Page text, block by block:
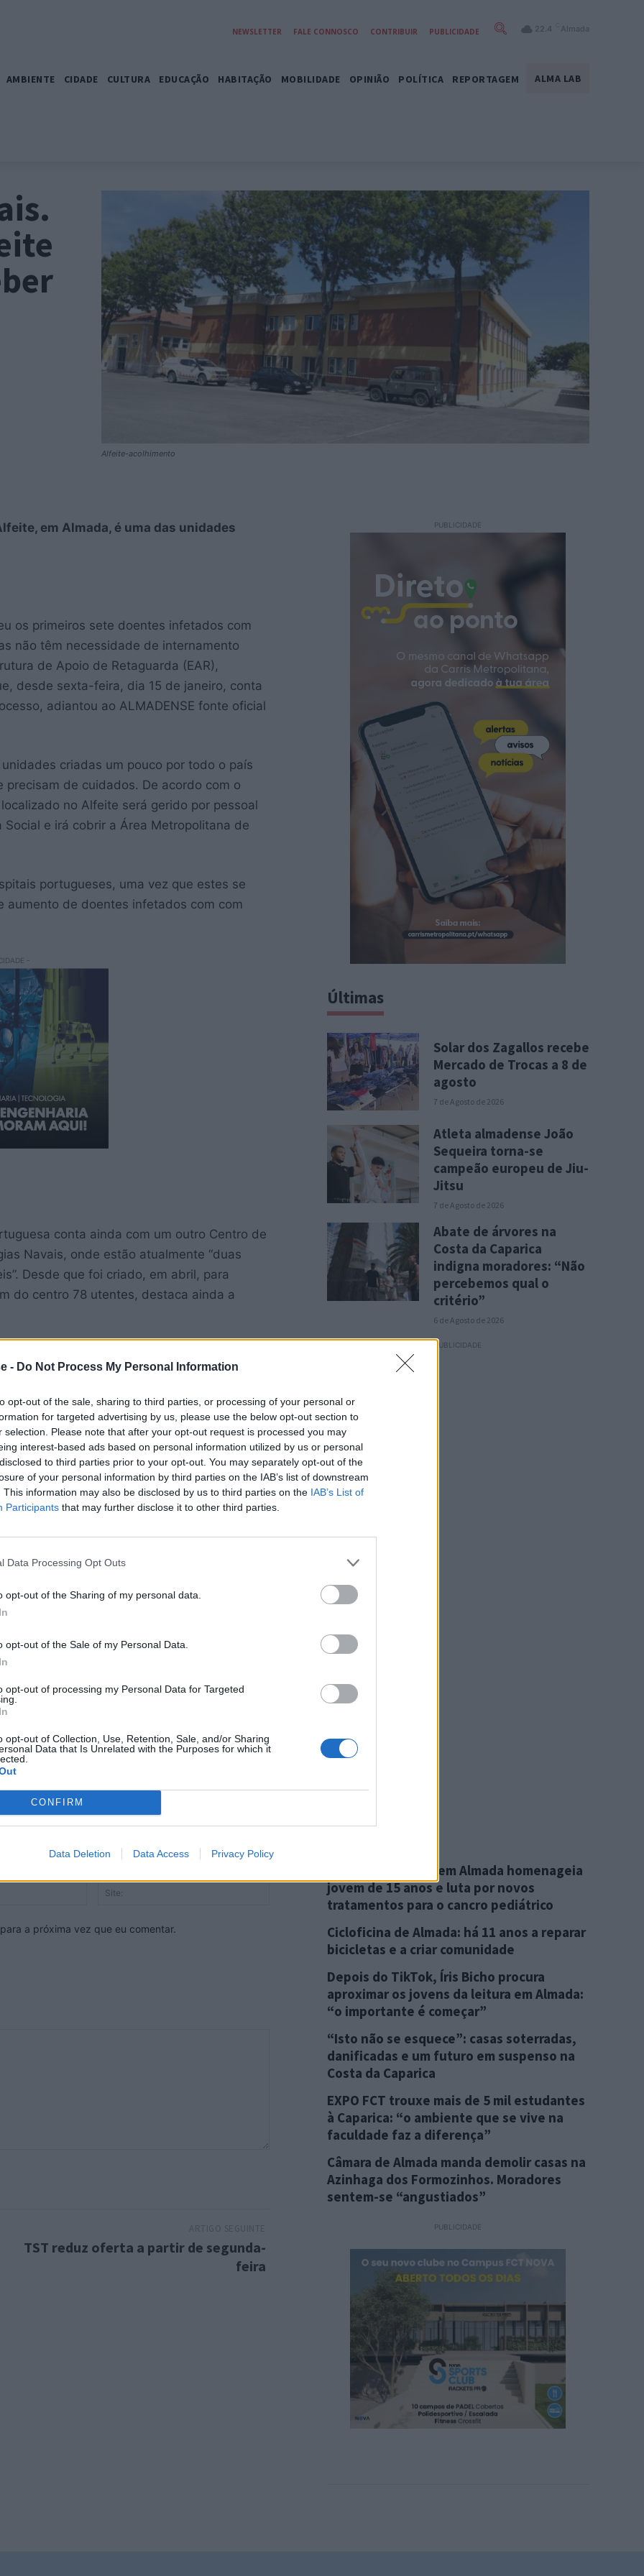
- Do Not Process My Personal Information
opt-out of the sale, sharing to third parties, or processing of your personal or
for targeted advertising by us, please use the below opt-out section to
selection. Please note that after your opt-out request is processed you may
interest-based ads based on personal information utilized by us or personal
to third parties prior to your opt-out. You may separately opt-out of the
of your personal information by third parties on the IAB’s list of downstream
This information may also be disclosed by us to third parties on the IAB’s List of
Participants that may further disclose it to other third parties.
Data Processing Opt Outs
opt-out of the Sharing of my personal data.
opt-out of the Sale of my Personal Data.
opt-out of processing my Personal Data for Targeted
opt-out of Collection, Use, Retention, Sale, and/or Sharing
Data that Is Unrelated with the Purposes for which it
CONFIRM
Data Deletion Data Access Privacy Policy
NEWSLETTER FALE CONNOSCO CONTRIBUIR PUBLICIDADE 22.4 Almada
AMBIENTE CIDADE CULTURA EDUCAÇÃO HABITAÇÃO MOBILIDADE OPINIÃO POLÍTICA REPORTAGEM ALMA LAB
Alfeite-acolhimento
em Almada, é uma das unidades
os primeiros sete doentes infetados com
não têm necessidade de internamento
de Apoio de Retaguarda (EAR),
desde sexta-feira, dia 15 de janeiro, conta
adiantou ao ALMADENSE fonte oficial
criadas um pouco por todo o país
de cuidados. De acordo com o
no Alfeite será gerido por pessoal
e irá cobrir a Área Metropolitana de
portugueses, uma vez que estes se
aumento de doentes infetados com com
-
conta ainda com um outro Centro de
Navais, onde estão atualmente “duas
Desde que foi criado, em abril, para
do centro 78 utentes, destaca ainda a
Naval, colocado à disposição de
conta atualmente com duas camas
de apoio de sensibilização a lares na
de 224 lares. No âmbito do “Trace covid”,
Marinha envolvidos realizaram, até ao
estabeleceram contactos com pessoas
de 19 mil contactos da cadeia de
estiveram em contacto com casos
almada-sobe-para-nivel-de-risco-
ou grupo de
editorial, com
Com o
nosso trabalho.
Apoiar
a próxima vez que eu comentar.
TST reduz oferta a partir de segunda-
feira
PUBLICIDADE
Últimas
Solar dos Zagallos recebe
Mercado de Trocas a 8 de
agosto
7 de Agosto de 2026
Atleta almadense João
Sequeira torna-se
campeão europeu de Jiu-
Jitsu
7 de Agosto de 2026
Abate de árvores na
Costa da Caparica
indigna moradores: “Não
percebemos qual o
critério”
6 de Agosto de 2026
PUBLICIDADE
Mais Notícias
Associação criada em Almada homenageia
jovem de 15 anos e luta por novos
tratamentos para o cancro pediátrico
Cicloficina de Almada: há 11 anos a reparar
bicicletas e a criar comunidade
Depois do TikTok, Íris Bicho procura
aproximar os jovens da leitura em Almada:
“o importante é começar”
“Isto não se esquece”: casas soterradas,
danificadas e um futuro em suspenso na
Costa da Caparica
EXPO FCT trouxe mais de 5 mil estudantes
à Caparica: “o ambiente que se vive na
faculdade faz a diferença”
Câmara de Almada manda demolir casas na
Azinhaga dos Formozinhos. Moradores
sentem-se “angustiados”
PUBLICIDADE